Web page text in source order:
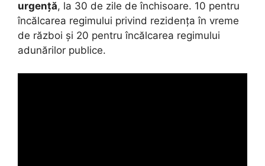
urgență, la 30 de zile de închisoare. 10 pentru
încălcarea regimului privind rezidența în vreme
de război și 20 pentru încălcarea regimului
adunărilor publice.